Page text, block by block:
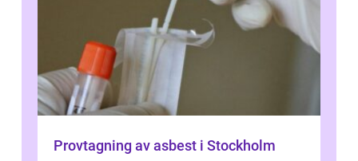
Provtagning av asbest i Stockholm